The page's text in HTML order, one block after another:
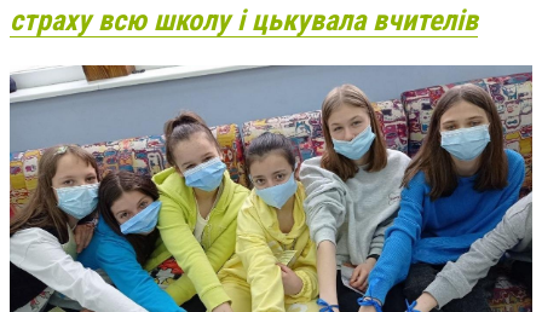
страху всю школу і цькувала вчителів